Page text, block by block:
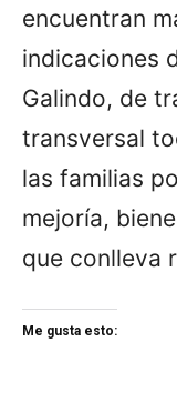
encuentran
indicaciones
Galindo, de
transversal
las familias
mejoría,
que conlleva
Me gusta esto: